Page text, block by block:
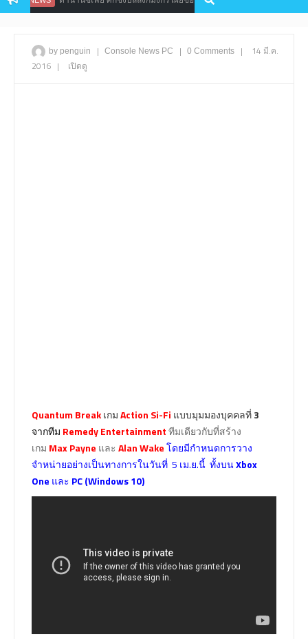
by penguin | Console News PC | 0 Comments |
14 มี.ค.
2016 | เปิดดู
Quantum BreakเกมAction Si-Fi แบบมุมมองบุคคลที่3
จากทีม Remedy Entertainmentทีมเดียวกับที่สร้าง
เกม Max Payne และ Alan Wakeโดยมีกำหนดการวาง
จำหน่ายอย่างเป็นทางการในวันที่ 5 เม.ย.นี้ ทั้งบนXbox
One และ PC (Windows 10)